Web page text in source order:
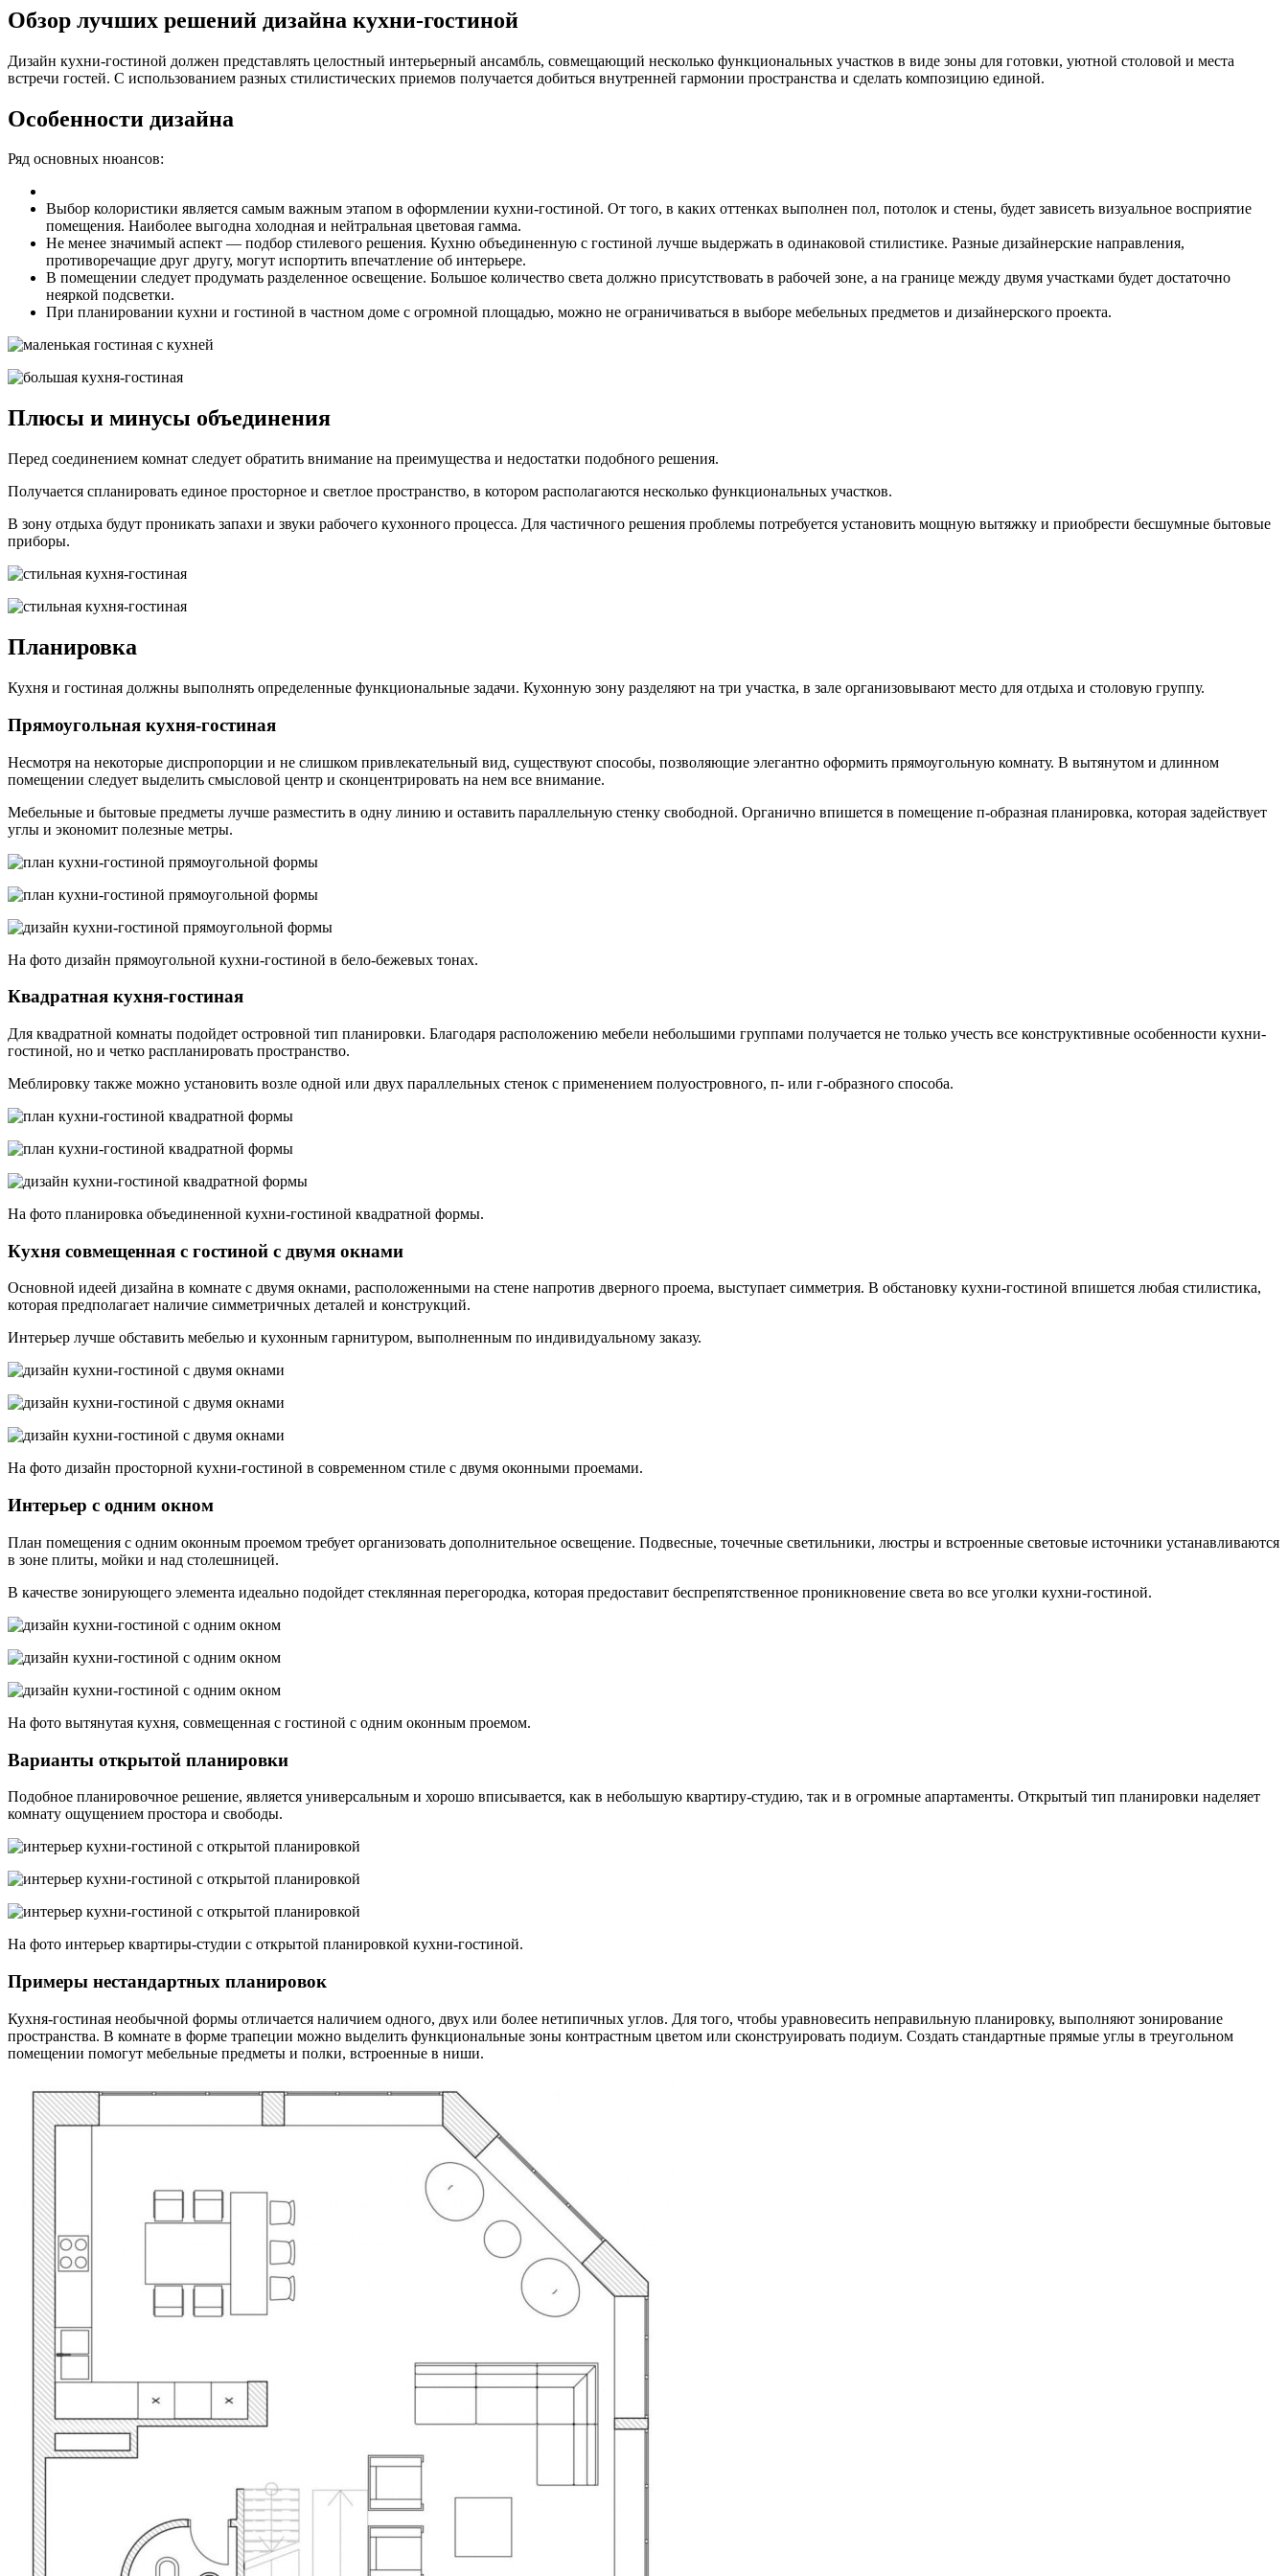
Обзор лучших решений дизайна кухни-гостиной
Дизайн кухни-гостиной должен представлять целостный интерьерный ансамбль, совмещающий несколько функциональных участков в виде зоны для готовки, уютной столовой и места
встречи гостей. С использованием разных стилистических приемов получается добиться внутренней гармонии пространства и сделать композицию единой.
Особенности дизайна
Ряд основных нюансов:
Выбор колористики является самым важным этапом в оформлении кухни-гостиной. От того, в каких оттенках выполнен пол, потолок и стены, будет зависеть визуальное восприятие
помещения. Наиболее выгодна холодная и нейтральная цветовая гамма.
Не менее значимый аспект — подбор стилевого решения. Кухню объединенную с гостиной лучше выдержать в одинаковой стилистике. Разные дизайнерские направления,
противоречащие друг другу, могут испортить впечатление об интерьере.
В помещении следует продумать разделенное освещение. Большое количество света должно присутствовать в рабочей зоне, а на границе между двумя участками будет достаточно
неяркой подсветки.
При планировании кухни и гостиной в частном доме с огромной площадью, можно не ограничиваться в выборе мебельных предметов и дизайнерского проекта.
Плюсы и минусы объединения
Перед соединением комнат следует обратить внимание на преимущества и недостатки подобного решения.
Получается спланировать единое просторное и светлое пространство, в котором располагаются несколько функциональных участков.
В зону отдыха будут проникать запахи и звуки рабочего кухонного процесса. Для частичного решения проблемы потребуется установить мощную вытяжку и приобрести бесшумные бытовые
приборы.
Планировка
Кухня и гостиная должны выполнять определенные функциональные задачи. Кухонную зону разделяют на три участка, в зале организовывают место для отдыха и столовую группу.
Прямоугольная кухня-гостиная
Несмотря на некоторые диспропорции и не слишком привлекательный вид, существуют способы, позволяющие элегантно оформить прямоугольную комнату. В вытянутом и длинном
помещении следует выделить смысловой центр и сконцентрировать на нем все внимание.
Мебельные и бытовые предметы лучше разместить в одну линию и оставить параллельную стенку свободной. Органично впишется в помещение п-образная планировка, которая задействует
углы и экономит полезные метры.
На фото дизайн прямоугольной кухни-гостиной в бело-бежевых тонах.
Квадратная кухня-гостиная
Для квадратной комнаты подойдет островной тип планировки. Благодаря расположению мебели небольшими группами получается не только учесть все конструктивные особенности кухни-
гостиной, но и четко распланировать пространство.
Меблировку также можно установить возле одной или двух параллельных стенок с применением полуостровного, п- или г-образного способа.
На фото планировка объединенной кухни-гостиной квадратной формы.
Кухня совмещенная с гостиной с двумя окнами
Основной идеей дизайна в комнате с двумя окнами, расположенными на стене напротив дверного проема, выступает симметрия. В обстановку кухни-гостиной впишется любая стилистика,
которая предполагает наличие симметричных деталей и конструкций.
Интерьер лучше обставить мебелью и кухонным гарнитуром, выполненным по индивидуальному заказу.
На фото дизайн просторной кухни-гостиной в современном стиле с двумя оконными проемами.
Интерьер с одним окном
План помещения с одним оконным проемом требует организовать дополнительное освещение. Подвесные, точечные светильники, люстры и встроенные световые источники устанавливаются
в зоне плиты, мойки и над столешницей.
В качестве зонирующего элемента идеально подойдет стеклянная перегородка, которая предоставит беспрепятственное проникновение света во все уголки кухни-гостиной.
На фото вытянутая кухня, совмещенная с гостиной с одним оконным проемом.
Варианты открытой планировки
Подобное планировочное решение, является универсальным и хорошо вписывается, как в небольшую квартиру-студию, так и в огромные апартаменты. Открытый тип планировки наделяет
комнату ощущением простора и свободы.
На фото интерьер квартиры-студии с открытой планировкой кухни-гостиной.
Примеры нестандартных планировок
Кухня-гостиная необычной формы отличается наличием одного, двух или более нетипичных углов. Для того, чтобы уравновесить неправильную планировку, выполняют зонирование
пространства. В комнате в форме трапеции можно выделить функциональные зоны контрастным цветом или сконструировать подиум. Создать стандартные прямые углы в треугольном
помещении помогут мебельные предметы и полки, встроенные в ниши.